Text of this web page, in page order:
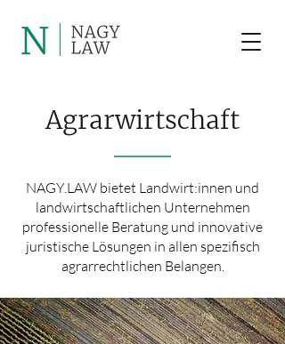
Agrarwirtschaft
NAGY.LAW bietet Landwirt:innen und
landwirtschaftlichen Unternehmen
professionelle Beratung und innovative
juristische Lösungen in allen spezifisch
agrarrechtlichen Belangen.